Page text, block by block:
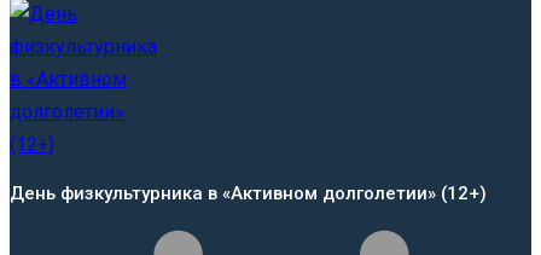
День физкультурника в «Активном долголетии» (12+)